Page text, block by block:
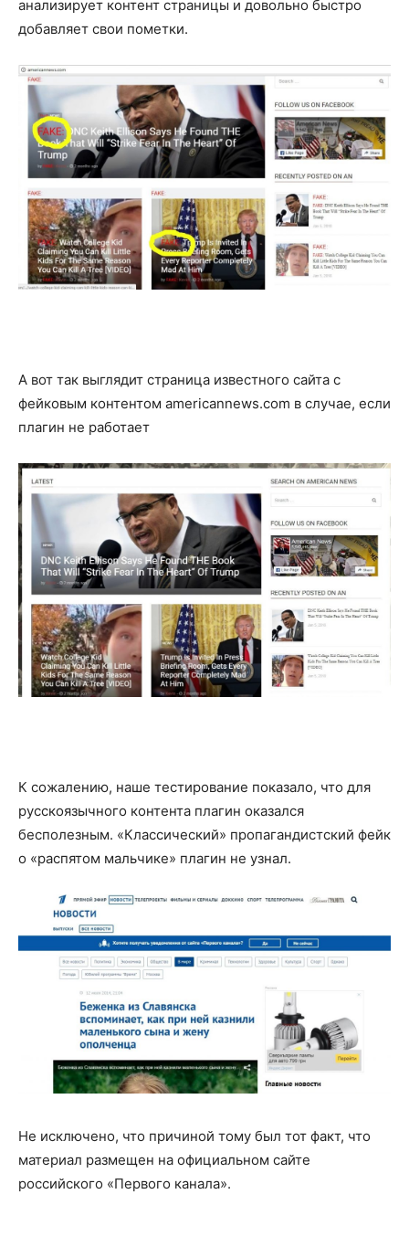
анализирует контент страницы и довольно быстро
добавляет свои пометки.
А вот так выглядит страница известного сайта с
фейковым контентом americannews.com в случае, если
плагин не работает
К сожалению, наше тестирование показало, что для
русскоязычного контента плагин оказался
бесполезным. «Классический» пропагандистский фейк
о «распятом мальчике» плагин не узнал.
Не исключено, что причиной тому был тот факт, что
материал размещен на официальном сайте
российского «Первого канала».